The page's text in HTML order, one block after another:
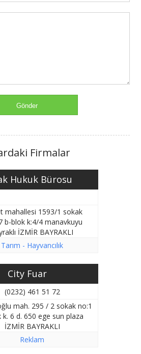
Firmalar
Hukuk Bürosu
mahallesi 1593/1 sokak
b-blok k:4/4 manavkuyu
İZMİR BAYRAKLI
Tarım - Hayvancılık
City Fuar
(0232) 461 51 72
mah. 295 / 2 sokak no:1
k. 6 d. 650 ege sun plaza
İZMİR BAYRAKLI
Reklam